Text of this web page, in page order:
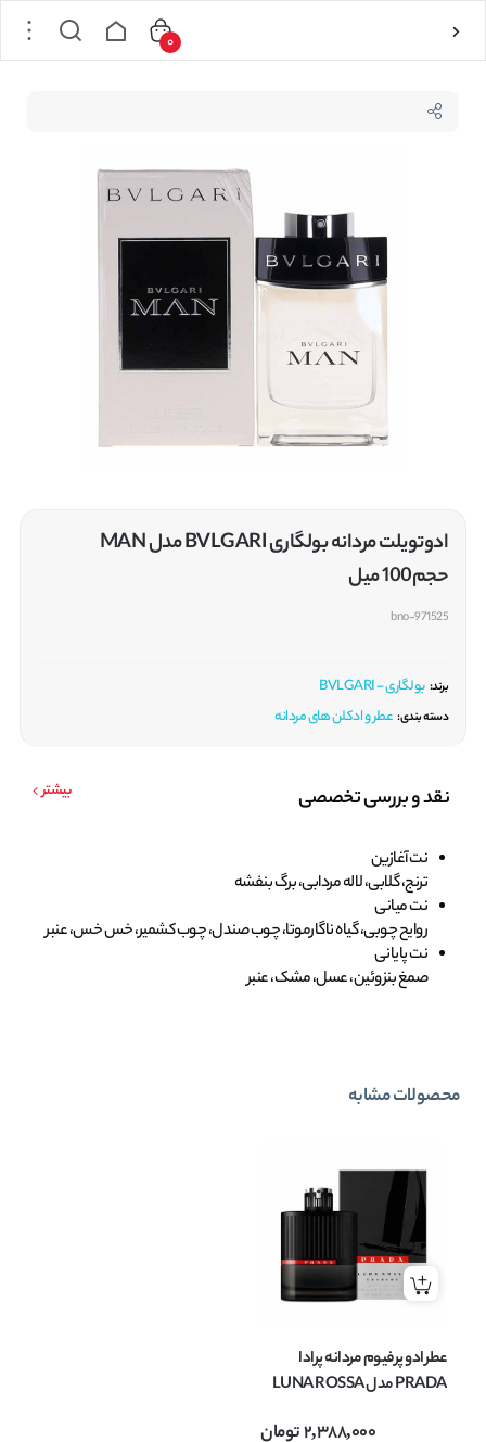
ادوتویلت مردانه بولگاری BVLGARI مدل MAN حجم100 میل
0
ادوتویلت مردانه بولگاری BVLGARI مدل MAN
حجم100 میل
bno-971525
برند: بولگاری - BVLGARI
دسته بندی: عطر و ادکلن های مردانه
نقد و بررسی تخصصی بیشتر
نت آغازین
ترنج، گلابی، لاله مردابی، برگ بنفشه
نت میانی
روایح چوبی، گیاه ناگارموتا، چوب صندل، چوب کشمیر، خس خس، عنبر
نت پایانی
صمغ بنزوئین، عسل، مشک، عنبر
محصولات مشابه
عطر ادو پرفیوم مردانه پرادا
PRADA مدل LUNA ROSSA
2,388,000تومان